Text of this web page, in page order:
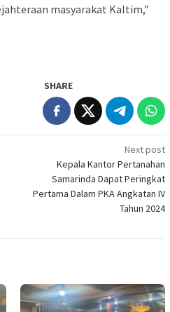
masyarakat Kaltim,”
SHARE
Next post
Kepala Kantor Pertanahan
Samarinda Dapat Peringkat
Pertama Dalam PKA Angkatan IV
Tahun 2024